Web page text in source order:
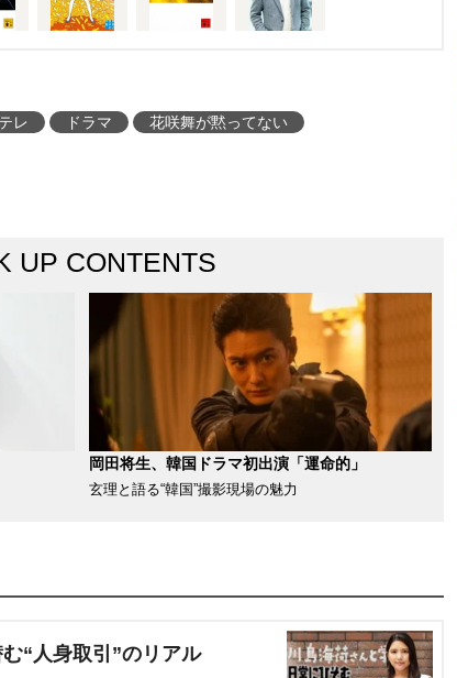
レ ドラマ 花咲舞が黙ってない
UP CONTENTS
岡田将生、韓国ドラマ初出演「運命的」
玄理と語る“韓国”撮影現場の魅力
“人身取引”のリアル